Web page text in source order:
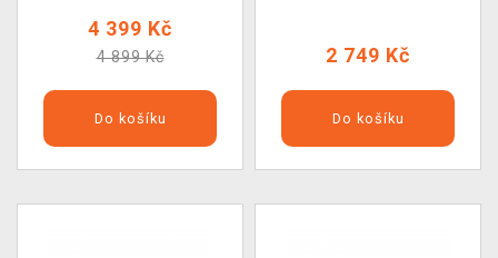
4 399 Kč
4 899 Kč
Do košíku
2 749 Kč
Do košíku